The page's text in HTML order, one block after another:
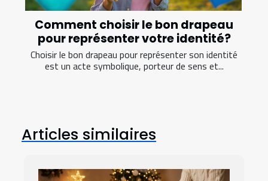
Comment choisir le bon drapeau
pour représenter votre identité?
Choisir le bon drapeau pour représenter son identité
est un acte symbolique, porteur de sens et...
Articles similaires